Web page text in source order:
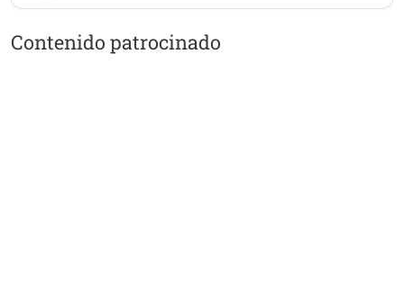
Contenido patrocinado